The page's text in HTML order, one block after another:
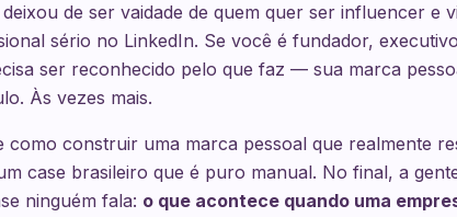
de ser vaidade de quem quer ser influencer e
sério no LinkedIn. Se você é fundador,
ser reconhecido pelo que faz — sua marca
Às vezes mais.
como construir uma marca pessoal que realmente
case brasileiro que é puro manual. No final, a
ninguém fala: o que acontece quando uma